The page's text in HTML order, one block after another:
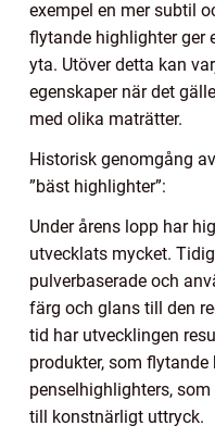
exempel en mer subtil
flytande highlighter ger
yta. Utöver detta kan
egenskaper när det
med olika maträtter.
Historisk genomgång
”bäst highlighter”:
Under årens lopp har
utvecklats mycket.
pulverbaserade och
färg och glans till den
tid har utvecklingen
produkter, som
penselhighlighters,
till konstnärligt uttryck.